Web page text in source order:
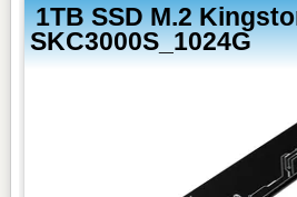
1TB SSD M.2
SKC3000S_1024G